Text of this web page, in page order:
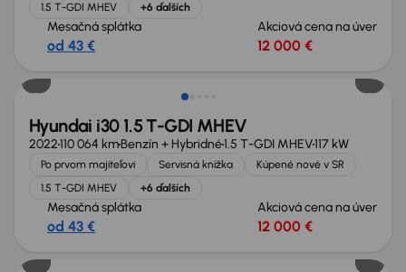
1.5 T-GDI MHEV
+6 ďalších
Mesačná splátka
od 43 €
Akciová cena na úver
12 000 €
Nové v ponuke
Hyundai i30 1.5 T-GDI MHEV
2022110 064 kmBenzín + Hybridné1.5 T-GDI MHEV117 kW
Po prvom majiteľovi Servisná knižka
Kúpené nové v SR
1.5 T-GDI MHEV
+6 ďalších
Mesačná splátka
od 43 €
Akciová cena na úver
12 000 €